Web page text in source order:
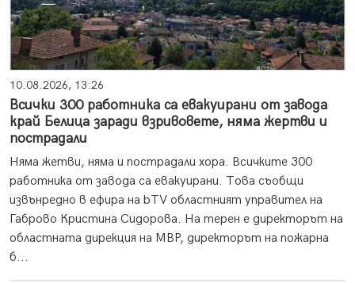
10.08.2026, 13:26
Всички 300 работника са евакуирани от завода
край Белица заради взривовете, няма жертви и
пострадали
Няма жетви, няма и пострадали хора. Всичките 300
работника от завода са евакуирани. Това съобщи
извънредно в ефира на bTV областният управител на
Габрово Кристина Сидорова. На терен е директорът на
областната дирекция на МВР, директорът на пожарна
б...